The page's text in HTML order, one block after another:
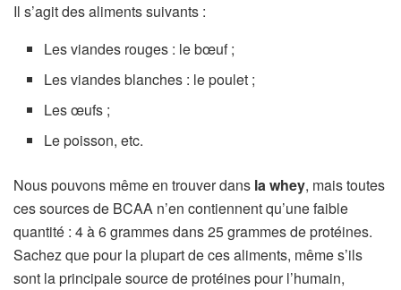
Il s’agit des aliments suivants :
Les viandes rouges : le bœuf ;
Les viandes blanches : le poulet ;
Les œufs ;
Le poisson, etc.
Nous pouvons même en trouver dans la whey, mais toutes
ces sources de BCAA n’en contiennent qu’une faible
quantité : 4 à 6 grammes dans 25 grammes de protéines.
Sachez que pour la plupart de ces aliments, même s’ils
sont la principale source de protéines pour l’humain,